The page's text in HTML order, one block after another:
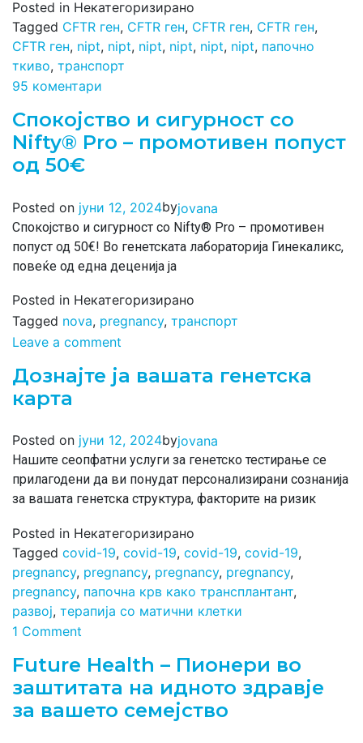
Posted in Некатегоризирано
Tagged CFTR ген, CFTR ген, CFTR ген, CFTR ген,
CFTR ген, nipt, nipt, nipt, nipt, nipt, nipt, папочно
ткиво, транспорт
95 коментари
Спокојство и сигурност со
Nifty® Pro – промотивен попуст
од 50€
Posted on јуни 12, 2024byjovana
Спокојство и сигурност со Nifty® Pro – промотивен
попуст од 50€! Во генетската лабораторија Гинекаликс,
повеќе од една деценија ја
Posted in Некатегоризирано
Tagged nova, pregnancy, транспорт
Leave a comment
Дознајте ја вашата генетска
карта
Posted on јуни 12, 2024byjovana
Нашите сеопфатни услуги за генетско тестирање се
прилагодени да ви понудат персонализирани сознанија
за вашата генетска структура, факторите на ризик
Posted in Некатегоризирано
Tagged covid-19, covid-19, covid-19, covid-19,
pregnancy, pregnancy, pregnancy, pregnancy,
pregnancy, папочна крв како трансплантант,
развој, терапија со матични клетки
1 Comment
Future Health – Пионери во
заштитата на идното здравје
за вашето семејство